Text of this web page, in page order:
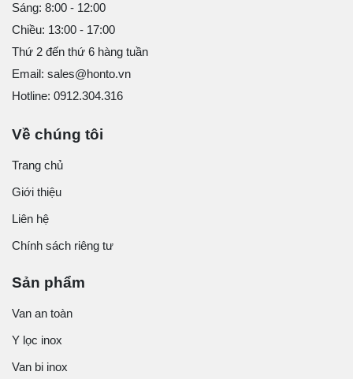
Sáng: 8:00 - 12:00
Chiều: 13:00 - 17:00
Thứ 2 đến thứ 6 hàng tuần
Email: sales@honto.vn
Hotline: 0912.304.316
Về chúng tôi
Trang chủ
Giới thiệu
Liên hệ
Chính sách riêng tư
Sản phẩm
Van an toàn
Y lọc inox
Van bi inox